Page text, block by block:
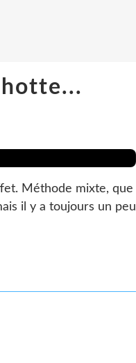
Méthode mixte, que
il y a toujours un peu